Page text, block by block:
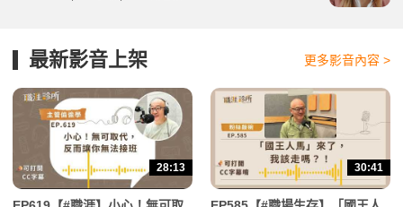
最新影音上架 更多影音內容 >
28:13 30:41